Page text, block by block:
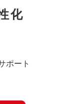
化
ポート